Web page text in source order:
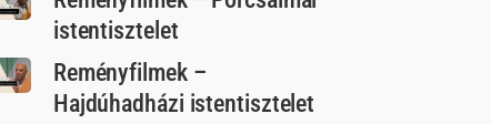
istentisztelet
Reményfilmek –
Hajdúhadházi istentisztelet